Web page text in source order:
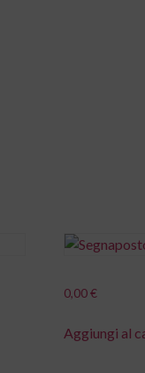
0,00€
Aggiungi al